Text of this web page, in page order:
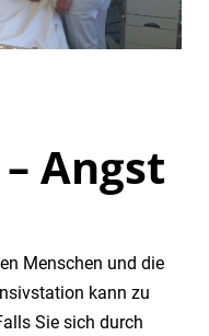
Angst
Menschen und die
kann zu
Sie sich durch